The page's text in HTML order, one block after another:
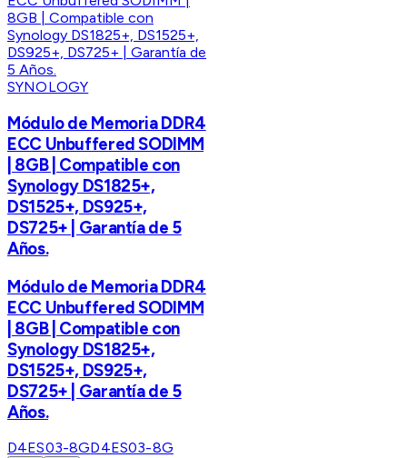
SYNOLOGY
Módulo de Memoria DDR4
ECC Unbuffered SODIMM
| 8GB | Compatible con
Synology DS1825+,
DS1525+, DS925+,
DS725+ | Garantía de 5
Años.
Módulo de Memoria DDR4
ECC Unbuffered SODIMM
| 8GB | Compatible con
Synology DS1825+,
DS1525+, DS925+,
DS725+ | Garantía de 5
Años.
D4ES03-8GD4ES03-8G